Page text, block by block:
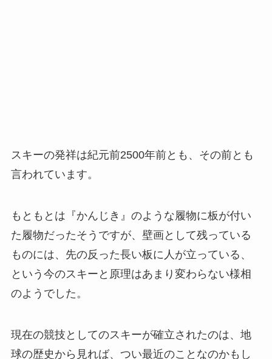
スキーの発祥は紀元前2500年前とも、その前とも
言われています。
もともとは『かんじき』のような履物に板が付い
た履物だったそうですが、壁画として残っている
ものには、先の反った長い板に人が立っている、
という今のスキーと原理はあまり変わらない様相
のようでした。
現在の競技としてのスキーが確立されたのは、地
球の歴史から見れば、つい最近のことなのかもし